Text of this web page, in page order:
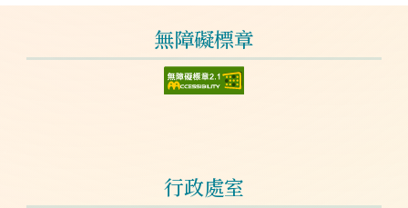
無障礙標章
行政處室